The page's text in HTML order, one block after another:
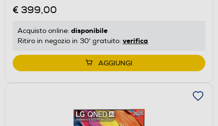
€ 399,00
Acquisto online: disponibile
Ritiro in negozio in 30' gratuito: verifica
AGGIUNGI